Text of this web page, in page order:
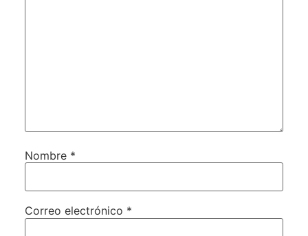
Nombre *
Correo electrónico *